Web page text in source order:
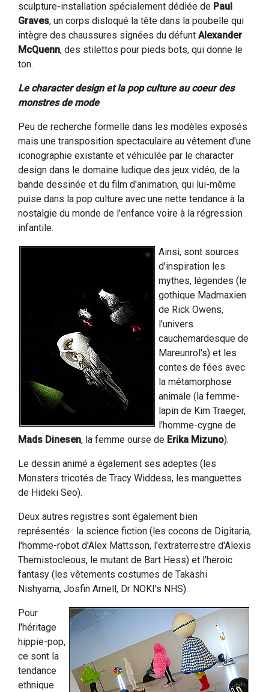
sculpture-installation spécialement dédiée de Paul
Graves, un corps disloqué la tête dans la poubelle qui
intègre des chaussures signées du défunt Alexander
McQuenn, des stilettos pour pieds bots, qui donne le
ton.
Le character design et la pop culture au coeur des
monstres de mode
Peu de recherche formelle dans les modèles exposés
mais une transposition spectaculaire au vêtement d'une
iconographie existante et véhiculée par le character
design dans le domaine ludique des jeux vidéo, de la
bande dessinée et du film d'animation, qui lui-même
puise dans la pop culture avec une nette tendance à la
nostalgie du monde de l'enfance voire à la régression
infantile.
Ainsi, sont sources
d'inspiration les
mythes, légendes (le
gothique Madmaxien
de Rick Owens,
l'univers
cauchemardesque de
Mareunrol's) et les
contes de fées avec
la métamorphose
animale (la femme-
lapin de Kim Traeger,
l'homme-cygne de
Mads Dinesen, la femme ourse de Erika Mizuno).
Le dessin animé a également ses adeptes (les
Monsters tricotés de Tracy Widdess, les manguettes
de Hideki Seo).
Deux autres registres sont également bien
représentés : la science fiction (les cocons de Digitaria,
l'homme-robot d'Alex Mattsson, l'extraterrestre d'Alexis
Themistocleous, le mutant de Bart Hess) et l'heroic
fantasy (les vêtements costumes de Takashi
Nishyama, Josfin Arnell, Dr NOKI's NHS).
Pour
l'héritage
hippie-pop,
ce sont la
tendance
ethnique